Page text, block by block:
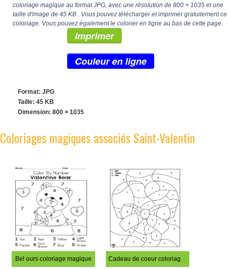
coloriage magique au format JPG, avec une résolution de 800 × 1035 et une
taille d'image de 45 KB . Vous pouvez télécharger et imprimer gratuitement ce
coloriage. Vous pouvez également le colorier en ligne au bas de cette page.
Imprimer
Couleur en ligne
Format: JPG
Taille: 45 KB
Dimension: 800 × 1035
Coloriages magiques associés Saint-Valentin
Bel ours coloriage magique Cadeau de coeur coloriage magique